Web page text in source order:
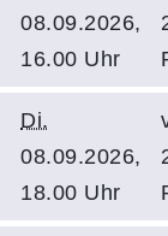
08.09.2026,
16.00 Uhr
Di.
08.09.2026,
18.00 Uhr